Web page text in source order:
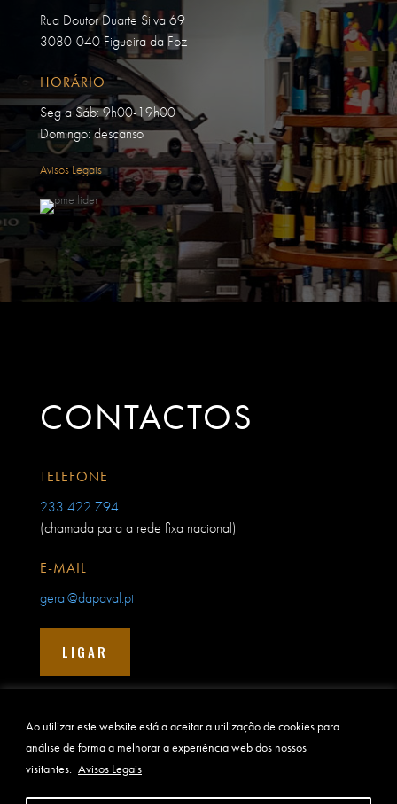
Ao utilizar este website está a aceitar a utilização de cookies para
análise de forma a melhorar a experiência web dos nossos
visitantes. Avisos Legais
Rua Doutor Duarte Silva 69
3080-040 Figueira da Foz
HORÁRIO
Seg a Sáb: 9h00-19h00
Domingo: descanso
Avisos Legais
CONTACTOS
TELEFONE
233 422 794
(chamada para a rede fixa nacional)
E-MAIL
geral@dapaval.pt
LIGAR